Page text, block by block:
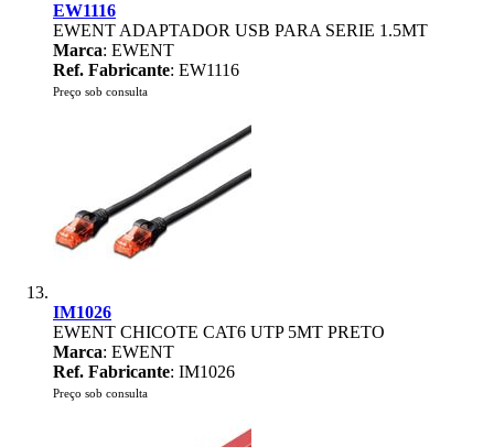
EW1116
EWENT ADAPTADOR USB PARA SERIE 1.5MT
Marca: EWENT
Ref. Fabricante: EW1116
Preço sob consulta
IM1026
EWENT CHICOTE CAT6 UTP 5MT PRETO
Marca: EWENT
Ref. Fabricante: IM1026
Preço sob consulta